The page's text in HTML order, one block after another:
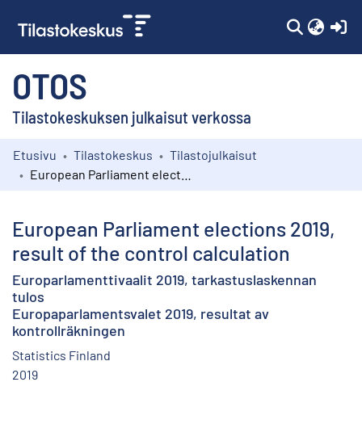
OTOS
Tilastokeskuksen julkaisut verkossa
Kokoelmat
Etusivu Tilastokeskus
Tilastojulkaisut
European Parliament elections 2019,
result of the control calculation
Europarlamenttivaalit 2019, tarkastuslaskennan
tulos
Europaparlamentsvalet 2019, resultat av
kontrollräkningen
Statistics Finland
2019